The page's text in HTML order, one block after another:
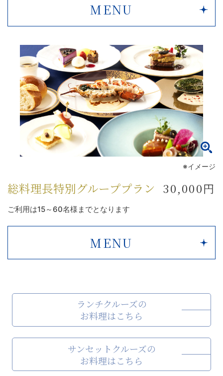
MENU
※イメージ
総料理長特別グループプラン 30,000円
ご利用は15～60名様までとなります
MENU
ランチクルーズの
お料理はこちら
サンセットクルーズの
お料理はこちら